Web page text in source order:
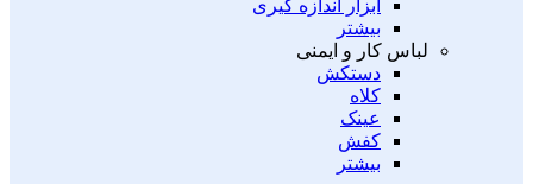
ابزار اندازه گیری
بیشتر
لباس کار و ایمنی
دستکش
کلاه
عینک
کفش
بیشتر